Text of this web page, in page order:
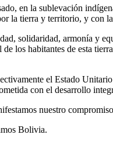
en la sublevación
la tierra y territorio, y con
solidaridad, armonía y
los habitantes de esta
el Estado
con el desarrollo
nuestro
Bolivia.